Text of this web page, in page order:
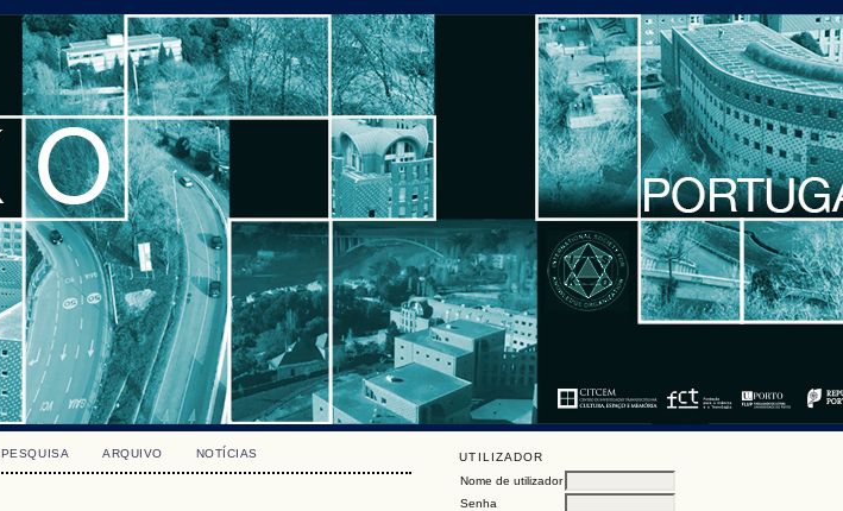
UTILIZADOR
Nome de utilizador
Senha
PESQUISA ARQUIVO NOTÍCIAS